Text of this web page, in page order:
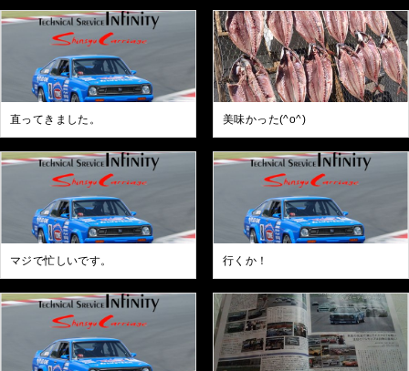
直ってきました。 美味かった(^o^)
マジで忙しいです。 行くか！